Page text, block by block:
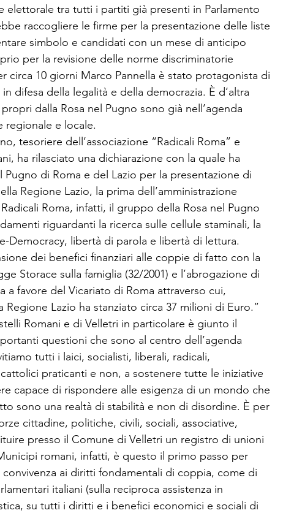
elettorale tra tutti i partiti già presenti in Parlamento
raccogliere le firme per la presentazione delle liste
simbolo e candidati con un mese di anticipo
per la revisione delle norme discriminatorie
circa 10 giorni Marco Pannella è stato protagonista di
difesa della legalità e della democrazia. È d’altra
dalla Rosa nel Pugno sono già nell’agenda
regionale e locale.
tesoriere dell’associazione “Radicali Roma” e
ha rilasciato una dichiarazione con la quale ha
di Roma e del Lazio per la presentazione di
Regione Lazio, la prima dell’amministrazione
Roma, infatti, il gruppo della Rosa nel Pugno
riguardanti la ricerca sulle cellule staminali, la
Democracy, libertà di parola e libertà di lettura.
dei benefici finanziari alle coppie di fatto con la
Storace sulla famiglia (32/2001) e l’abrogazione di
favore del Vicariato di Roma attraverso cui,
Lazio ha stanziato circa 37 milioni di Euro.”
Romani e di Velletri in particolare è giunto il
questioni che sono al centro dell’agenda
tutti i laici, socialisti, liberali, radicali,
praticanti e non, a sostenere tutte le iniziative
capace di rispondere alle esigenza di un mondo che
sono una realtà di stabilità e non di disordine. È per
cittadine, politiche, civili, sociali, associative,
presso il Comune di Velletri un registro di unioni
romani, infatti, è questo il primo passo per
ai diritti fondamentali di coppia, come di
italiani (sulla reciproca assistenza in
su tutti i diritti e i benefici economici e sociali di